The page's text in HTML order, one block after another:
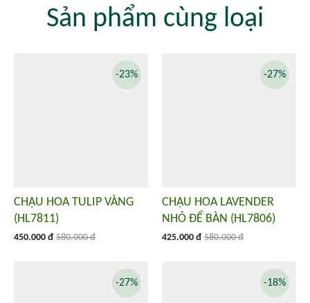
Sản phẩm cùng loại
CHẬU HOA TULIP VÀNG
(HL7811)
450.000 đ 580.000 đ
-23%
CHẬU HOA LAVENDER
NHỎ ĐỂ BÀN (HL7806)
425.000 đ 580.000 đ
-27%
-27% -18%